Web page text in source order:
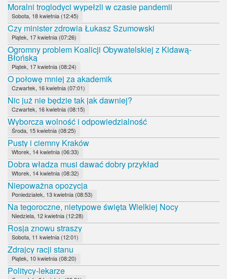
Moralni troglodyci wypełzli w czasie pandemii
Sobota, 18 kwietnia (12:45)
Czy minister zdrowia Łukasz Szumowski
Piątek, 17 kwietnia (07:26)
Ogromny problem Koalicji Obywatelskiej z Kidawą-
Błońską
Piątek, 17 kwietnia (08:24)
O połowę mniej za akademik
Czwartek, 16 kwietnia (07:01)
Nic już nie będzie tak jak dawniej?
Czwartek, 16 kwietnia (08:15)
Wyborcza wolność i odpowiedzialność
Środa, 15 kwietnia (08:25)
Pusty i ciemny Kraków
Wtorek, 14 kwietnia (06:33)
Dobra władza musi dawać dobry przykład
Wtorek, 14 kwietnia (08:32)
Niepoważna opozycja
Poniedziałek, 13 kwietnia (08:53)
Na tegoroczne, nietypowe święta Wielkiej Nocy
Niedziela, 12 kwietnia (12:28)
Rosja znowu straszy
Sobota, 11 kwietnia (12:01)
Zdrajcy racji stanu
Piątek, 10 kwietnia (08:20)
Politycy-lekarze